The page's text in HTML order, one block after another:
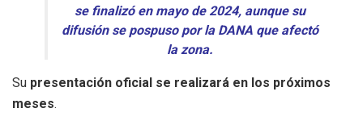
se finalizó en mayo de 2024, aunque su
difusión se pospuso por la DANA que afectó
la zona.
Su presentación oficial se realizará en los próximos
meses.